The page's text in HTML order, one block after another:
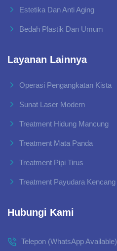
Estetika Dan Anti Aging
Bedah Plastik Dan Umum
Layanan Lainnya
Operasi Pengangkatan Kista
Sunat Laser Modern
Treatment Hidung Mancung
Treatment Mata Panda
Treatment Pipi Tirus
Treatment Payudara Kencang
Hubungi Kami
Telepon (WhatsApp Available)